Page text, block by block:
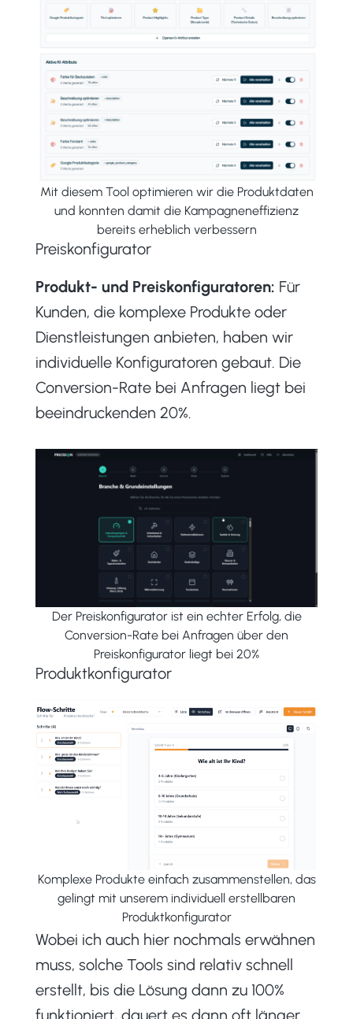
Mit diesem Tool optimieren wir die Produktdaten
und konnten damit die Kampagneneffizienz
bereits erheblich verbessern
Preiskonfigurator
Produkt- und Preiskonfiguratoren: Für
Kunden, die komplexe Produkte oder
Dienstleistungen anbieten, haben wir
individuelle Konfiguratoren gebaut. Die
Conversion-Rate bei Anfragen liegt bei
beeindruckenden 20%.
Der Preiskonfigurator ist ein echter Erfolg, die
Conversion-Rate bei Anfragen über den
Preiskonfigurator liegt bei 20%
Produktkonfigurator
Komplexe Produkte einfach zusammenstellen, das
gelingt mit unserem individuell erstellbaren
Produktkonfigurator
Wobei ich auch hier nochmals erwähnen
muss, solche Tools sind relativ schnell
erstellt, bis die Lösung dann zu 100%
funktioniert, dauert es dann oft länger